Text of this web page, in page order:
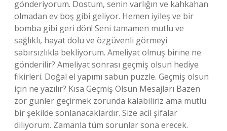
gönderiyorum. Dostum, senin varlığın ve kahkahan
olmadan ev boş gibi geliyor. Hemen iyileş ve bir
bomba gibi geri dön! Seni tamamen mutlu ve
sağlıklı, hayat dolu ve özgüvenli görmeyi
sabırsızlıkla bekliyorum. Ameliyat olmuş birine ne
gönderilir? Ameliyat sonrası geçmiş olsun hediye
fikirleri. Doğal el yapımı sabun puzzle. Geçmiş olsun
için ne yazılır? Kısa Geçmiş Olsun Mesajları Bazen
zor günler geçirmek zorunda kalabiliriz ama mutlu
bir şekilde sonlanacaklardır. Size acil şifalar
diliyorum. Zamanla tüm sorunlar sona erecek.